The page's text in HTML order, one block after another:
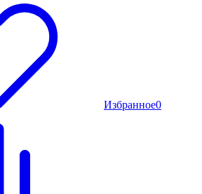
Избранное0